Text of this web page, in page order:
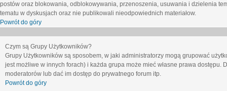
postów oraz blokowania, odblokowywania, przenoszenia, usuwania i dzielenia
tematu w dyskusjach oraz nie publikowali nieodpowiednich materiałow.
Powrót do góry
Czym są Grupy Użytkowników?
Grupy Użytkowników są sposobem, w jaki administratorzy mogą grupować
jest możliwe w innych forach) i każda grupa może mieć własne prawa
moderatorów lub dać im dostęp do prywatnego forum itp.
Powrót do góry